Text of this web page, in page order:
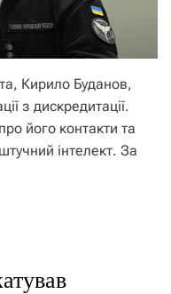
Кирило Буданов,
з дискредитації.
його контакти та
інтелект. За